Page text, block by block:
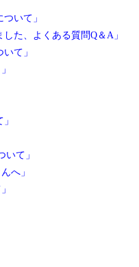
いて」
た、よくある質問Q＆A」
て」
いて」
へ」